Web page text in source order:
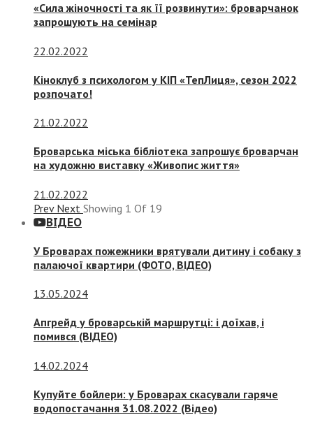
«Сила жіночності та як її розвинути»: броварчанок
запрошують на семінар
22.02.2022
Кіноклуб з психологом у КІП «ТепЛиця», сезон 2022
розпочато!
21.02.2022
Броварська міська бібліотека запрошує броварчан
на художню виставку «Живопис життя»
21.02.2022
Prev Next Showing 1 Of 19
ВІДЕО
У Броварах пожежники врятували дитину і собаку з
палаючої квартири (ФОТО, ВІДЕО)
13.05.2024
Апгрейд у броварській маршрутці: і доїхав, і
помився (ВІДЕО)
14.02.2024
Купуйте бойлери: у Броварах скасували гаряче
водопостачання 31.08.2022 (Відео)